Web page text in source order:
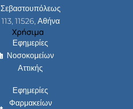
Σεβαστουπόλεως
113, 11526, Αθήνα
Χρήσιμα
Εφημερίες
Νοσοκομείων
Αττικής
Εφημερίες
Φαρμακείων